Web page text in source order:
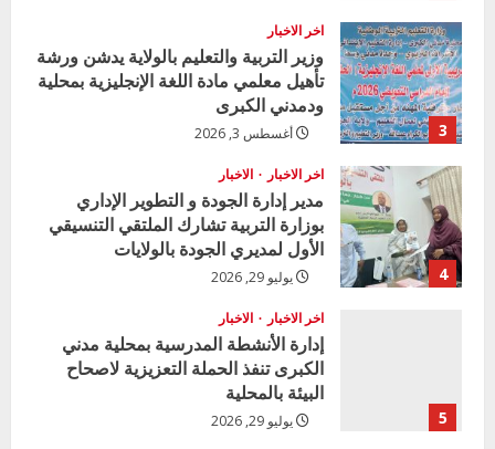
3
اخر الاخبار
وزير التربية والتعليم بالولاية يدشن ورشة
تأهيل معلمي مادة اللغة الإنجليزية بمحلية
ودمدني الكبرى
أغسطس 3, 2026
4
اخر الاخبار الاخبار
مدير إدارة الجودة و التطوير الإداري
بوزارة التربية تشارك الملتقي التنسيقي
الأول لمديري الجودة بالولايات
يوليو 29, 2026
5
اخر الاخبار الاخبار
إدارة الأنشطة المدرسية بمحلية مدني
الكبرى تنفذ الحملة التعزيزية لاصحاح
البيئة بالمحلية
يوليو 29, 2026